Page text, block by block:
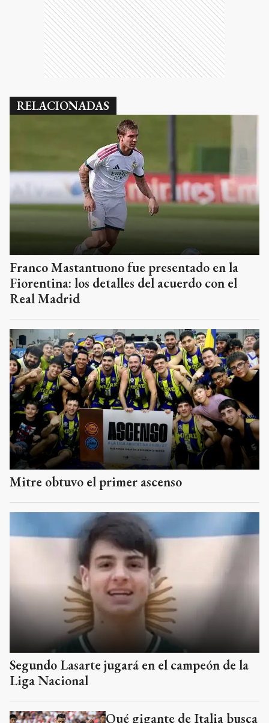
RELACIONADAS
Franco Mastantuono fue presentado en la
Fiorentina: los detalles del acuerdo con el
Real Madrid
Mitre obtuvo el primer ascenso
Segundo Lasarte jugará en el campeón de la
Liga Nacional
Qué gigante de Italia busca